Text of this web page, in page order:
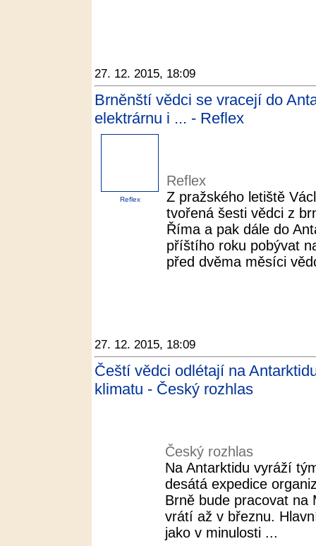
27. 12. 2015, 18:09
Brněnští vědci se vracejí do
elektrárnu i ... - Reflex
Reflex
Reflex
Z pražského letiště
tvořená šesti vědci z
Říma a pak dále do
příštího roku pobývat
před dvěma měsíci
27. 12. 2015, 18:09
Čeští vědci odlétají na
klimatu - Český rozhlas
Český rozhlas
Na Antarktidu vyráží
desátá expedice
Brně bude pracovat na
vrátí až v březnu.
jako v minulosti ...